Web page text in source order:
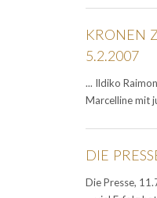
KRONEN
5.2.2007
... Ildiko
Marcelline mit
DIE
Die Presse,